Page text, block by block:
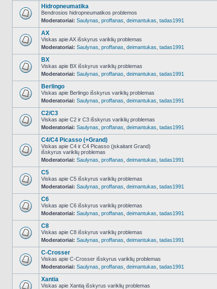
NO_UNREAD_POSTS
Hidropneumatika
Bendrosios hidropneumatikos problemos
Moderatoriai: Saulynas proffanas deimantukas tadas1991
NO_UNREAD_POSTS
AX
Viskas apie AX išskyrus variklių problemas
Moderatoriai: Saulynas proffanas deimantukas tadas1991
NO_UNREAD_POSTS
BX
Viskas apie BX išskyrus variklių problemas
Moderatoriai: Saulynas proffanas deimantukas tadas1991
NO_UNREAD_POSTS
Berlingo
Viskas apie Berlingo išskyrus variklių problemas
Moderatoriai: Saulynas proffanas deimantukas tadas1991
NO_UNREAD_POSTS
C2/C3
Viskas apie C2 ir C3 išskyrus variklių problemas
Moderatoriai: Saulynas proffanas deimantukas tadas1991
NO_UNREAD_POSTS
C4/C4 Picasso (+Grand)
Viskas apie C4 ir C4 Picasso (įskaitant Grand)
išskyrus variklių problemas
Moderatoriai: Saulynas proffanas deimantukas tadas1991
NO_UNREAD_POSTS
C5
Viskas apie C5 išskyrus variklių problemas
Moderatoriai: Saulynas proffanas deimantukas tadas1991
NO_UNREAD_POSTS
C6
Viskas apie C6 išskyrus variklių problemas
Moderatoriai: Saulynas proffanas deimantukas tadas1991
NO_UNREAD_POSTS
C8
Viskas apie C8 išskyrus variklių problemas
Moderatoriai: Saulynas proffanas deimantukas tadas1991
NO_UNREAD_POSTS
C-Crosser
Viskas apie C-Crosser išskyrus variklių problemas
Moderatoriai: Saulynas proffanas deimantukas tadas1991
Xantia
Viskas apie Xantią išskyrus variklių problemas